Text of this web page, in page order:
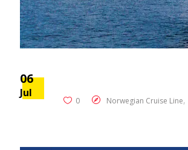
06
Jul
0 Norwegian Cruise Line,